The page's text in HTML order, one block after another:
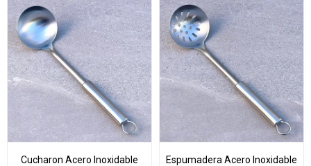
Cucharon Acero Inoxidable
Espumadera Acero Inoxidable